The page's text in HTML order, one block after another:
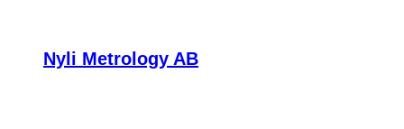
Nyli Metrology AB